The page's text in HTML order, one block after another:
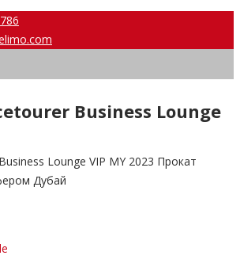
Business Lounge
Lounge VIP MY 2023 Прокат
Дубай